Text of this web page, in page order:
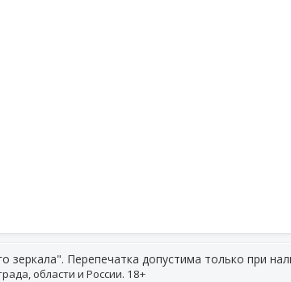
Перепечатка допустима только при
области и России. 18+